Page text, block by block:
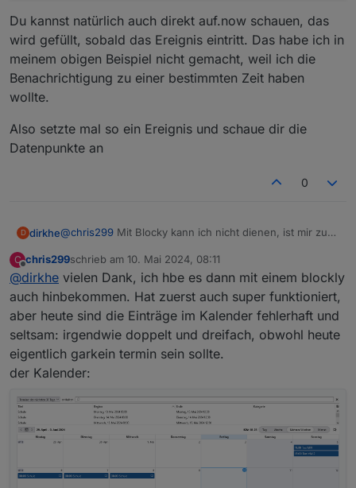
setState(id_alexaBad +
            }
        })
    });
Du kannst natürlich auch direkt auf.now schauen, das
wird gefüllt, sobald das Ereignis eintritt. Das habe ich in
meinem obigen Beispiel nicht gemacht, weil ich die
Benachrichtigung zu einer bestimmten Zeit haben
wollte.
Also setzte mal so ein Ereignis und schaue dir die
Datenpunkte an
0
D dirkhe@chris299 Mit Blocky kann ich nicht dienen, ist mir zu
Aber du hast ja die ganzen Datenpunkte:
Da kannst dann auf Änderung hören und sobald die
Gefüllt sind, kanst du dir eine Benachrichtigung
In JS zb. so
(function(){
const id_alexaBad= "alexa2.0.Echo-
const id_alexaKueche= "alexa2.0.Echo-
    const id_cal= 'webcal.0.events.';
schedule({hour: 19, minute: 0},
['Restabfall','Bioabfall',
setState(id_alexaKueche +
setState(id_alexaBad +
            }
        })
Du kannst natürlich auch direkt auf.now schauen, das
wird gefüllt, sobald das Ereignis eintritt. Das habe ich in
meinem obigen Beispiel nicht gemacht, weil ich die
Benachrichtigung zu einer bestimmten Zeit haben
wollte.
Also setzte mal so ein Ereignis und schaue dir die
Datenpunkte an
C
Offline
chris299schrieb am 10. Mai 2024, 08:11
zuletzt editiert von
@dirkhe vielen Dank, ich hbe es dann mit einem blockly
auch hinbekommen. Hat zuerst auch super funktioniert,
aber heute sind die Einträge im Kalender fehlerhaft und
seltsam: irgendwie doppelt und dreifach, obwohl heute
eigentlich garkein termin sein sollte.
der Kalender: